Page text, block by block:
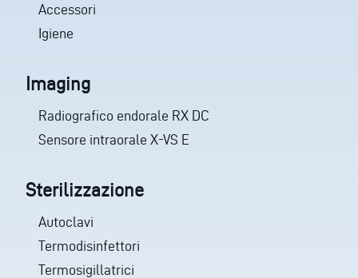
Accessori
Igiene
Imaging
Radiografico endorale RX DC
Sensore intraorale X-VS E
Sterilizzazione
Autoclavi
Termodisinfettori
Termosigillatrici